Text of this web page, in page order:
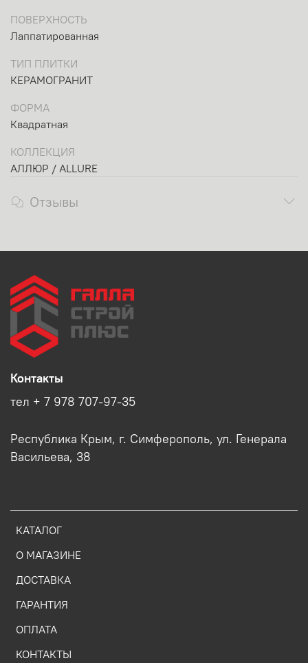
ПОВЕРХНОСТЬ
Лаппатированная
ТИП ПЛИТКИ
КЕРАМОГРАНИТ
ФОРМА
Квадратная
КОЛЛЕКЦИЯ
АЛЛЮР / ALLURE
Отзывы
КАТАЛОГ
О МАГАЗИНЕ
ДОСТАВКА
ГАРАНТИЯ
ОПЛАТА
КОНТАКТЫ
Контакты
тел + 7 978 707-97-35
Республика Крым, г. Симферополь, ул. Генерала
Васильева, 38